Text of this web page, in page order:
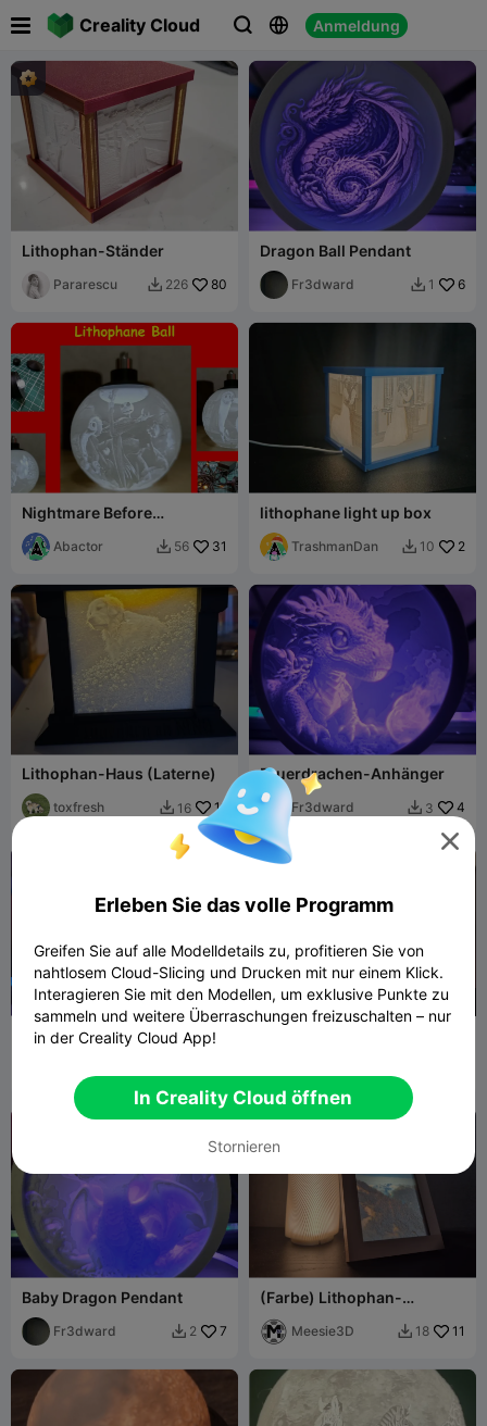
Creality Cloud   Anmeldung
 
Lithophan-Ständer
Pararescu  226 80
Dragon Ball Pendant
Fr3dward  1 6
Nightmare Before
Christmas Lithophan-
KugelAbactor  56 31
lithophane light up box
TrashmanDan  10 2
Lithophan-Haus (Laterne)
toxfresh  16 11
Feuerdrachen-Anhänger
Fr3dward  3 4
Dancing Dragon Pendant
150
Baby Dragon Pendant
Fr3dward  2 7
(Farbe) Lithophan-
Kapplake
Meesie3D  18 11

Erleben Sie das volle Programm
Greifen Sie auf alle Modelldetails zu, profitieren Sie von
nahtlosem Cloud-Slicing und Drucken mit nur einem Klick.
Interagieren Sie mit den Modellen, um exklusive Punkte zu
sammeln und weitere Überraschungen freizuschalten – nur
in der Creality Cloud App!
In Creality Cloud öffnen
Stornieren